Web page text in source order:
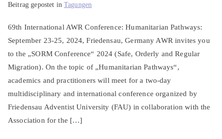
Beitrag gepostet inTagungen
69th International AWR Conference: Humanitarian Pathways:
September 23-25, 2024, Friedensau, Germany AWR invites you
to the „SORM Conference“ 2024 (Safe, Orderly and Regular
Migration). On the topic of „Humanitarian Pathways“,
academics and practitioners will meet for a two-day
multidisciplinary and international conference organized by
Friedensau Adventist University (FAU) in collaboration with the
Association for the […]